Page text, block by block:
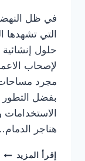
في ظل النهضه
التي
حلول
لإصحاب
مجرد
بفضل التطور
هناجر
إقرأ المزيد